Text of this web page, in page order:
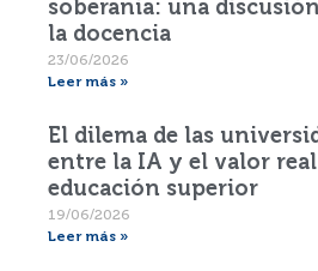
soberanía: una
la docencia
23/06/2026
Leer más »
El dilema de las
entre la IA y el valor real
educación superior
19/06/2026
Leer más »